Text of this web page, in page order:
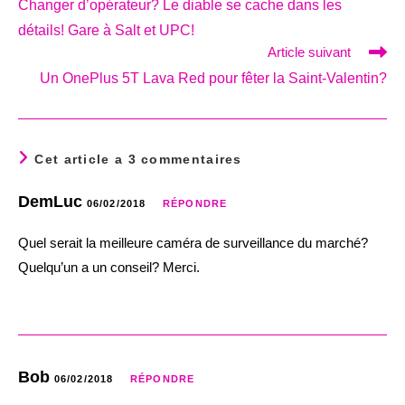
articles
Changer d’opérateur? Le diable se cache dans les
détails! Gare à Salt et UPC!
Article suivant
Un OnePlus 5T Lava Red pour fêter la Saint-Valentin?
Cet article a 3 commentaires
DemLuc 06/02/2018 RÉPONDRE
Quel serait la meilleure caméra de surveillance du marché?
Quelqu’un a un conseil? Merci.
Bob 06/02/2018 RÉPONDRE